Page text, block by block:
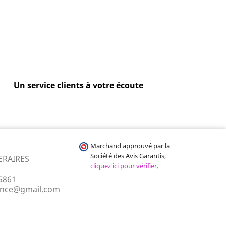
Un service clients à votre écoute
Marchand approuvé par la
Société des Avis Garantis,
cliquez ici pour vérifier.